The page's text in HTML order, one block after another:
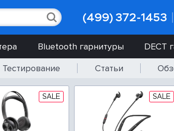
(499) 372-1453
Bluetooth гарнитуры DECT
Тестирование Статьи
SALE SALE